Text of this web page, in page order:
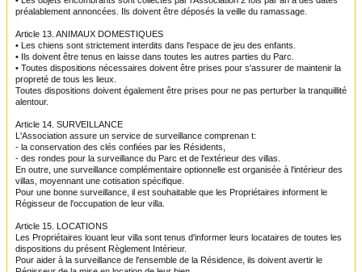
préalablement annoncées. Ils doivent être déposés la veille du ramassage.
Article 13. ANIMAUX DOMESTIQUES
• Les chiens sont strictement interdits dans l'espace de jeu des enfants.
• Ils doivent être tenus en laisse dans toutes les autres parties du Parc.
• Toutes dispositions nécessaires doivent être prises pour s'assurer de maintenir la
propreté de tous les lieux.
Toutes dispositions doivent également être prises pour ne pas perturber la tranquillité
alentour.
Article 14. SURVEILLANCE
L'Association assure un service de surveillance comprenan t:
- la conservation des clés confiées par les Résidents,
- des rondes pour la surveillance du Parc et de l'extérieur des villas.
En outre, une surveillance complémentaire optionnelle est organisée à l'intérieur des
villas , moyennant une cotisation spécifique.
Pour une bonne surveillance, il est souhaitable que les Propriétaires informent le
Régisseur de l'occupation de leur villa.
Article 15. LOCATIONS
Les Propriétaires louant leur villa sont tenus d'informer leurs locataires de toutes les
dispositions du présent Règlement Intérieur.
Pour aider à la surveillance de l'ensemble de la Résidence, ils doivent avertir le